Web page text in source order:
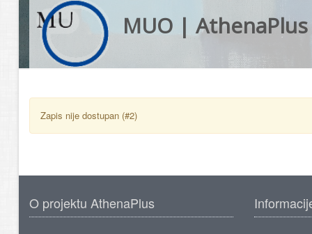
MUO | AthenaPlus
Zapis nije dostupan (#2)
O projektu AthenaPlus